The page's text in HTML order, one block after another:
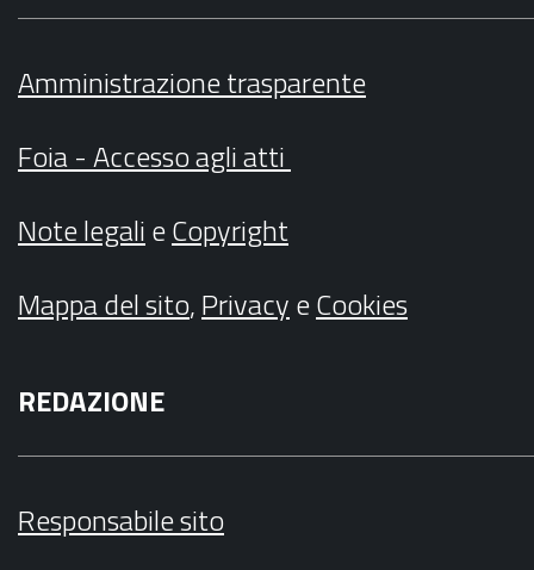
Amministrazione trasparente
Foia - Accesso agli atti
Note legalieCopyright
Mappa del sito,PrivacyeCookies
REDAZIONE
Responsabile sito